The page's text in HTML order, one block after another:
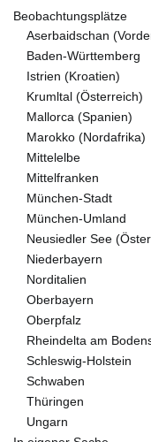
Beobachtungsplätze
Aserbaidschan
Baden-Württemberg
Istrien (Kroatien)
Krumltal (Österreich)
Mallorca (Spanien)
Marokko (Nordafrika)
Mittelelbe
Mittelfranken
München-Stadt
München-Umland
Neusiedler See
Niederbayern
Norditalien
Oberbayern
Oberpfalz
Rheindelta am
Schleswig-Holstein
Schwaben
Thüringen
Ungarn